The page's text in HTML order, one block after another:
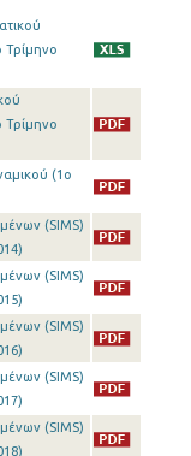
Τρίμηνο
Τρίμηνο
(1o
(SIMS)
(SIMS)
(SIMS)
(SIMS)
(SIMS)